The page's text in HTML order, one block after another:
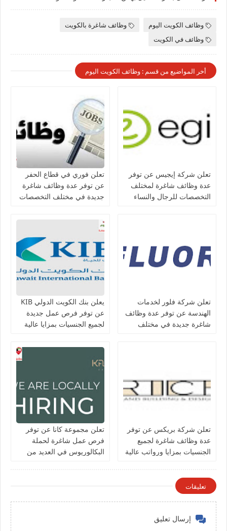
وظائف الكويت اليوم
وظائف شاغرة بالكويت
وظائف في الكويت
أخر المواضيع من قسم : وظائف الكويت اليوم
تعلن شركة إيجيس عن توفر
عدة وظائف شاغرة لمختلف
التخصصات للرجال والنساء
تعلن فوري في قطاع الحفر
عن توفر عدة وظائف شاغرة
جديدة في مختلف التخصصات
تعلن شركة فلور لخدمات
الهندسة عن توفر عدة وظائف
شاغرة جديدة في مختلف
يعلن بنك الكويت الدولي KIB
عن توفر فرص عمل جديدة
لجميع الجنسيات بمزايا عالية
تعلن شركة بريكس عن توفر
عدة وظائف شاغرة لجميع
الجنسيات بمزايا ورواتب عالية
تعلن مجموعة كانا عن توفر
فرص عمل شاغرة لحملة
البكالوريوس في العديد من
تعليقات
إرسال تعليق